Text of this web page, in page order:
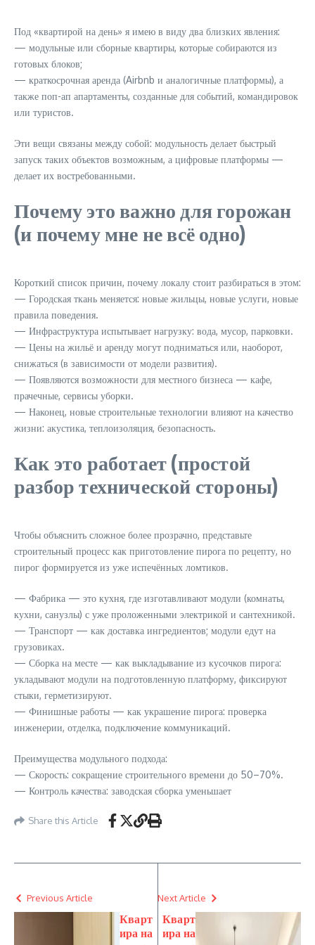
Под «квартирой на день» я имею в виду два близких явления:
— модульные или сборные квартиры, которые собираются из
готовых блоков;
— краткосрочная аренда (Airbnb и аналогичные платформы), а
также поп-ап апартаменты, созданные для событий, командировок
или туристов.
Эти вещи связаны между собой: модульность делает быстрый
запуск таких объектов возможным, а цифровые платформы —
делает их востребованными.
Почему это важно для горожан
(и почему мне не всё одно)
Короткий список причин, почему локалу стоит разбираться в этом:
— Городская ткань меняется: новые жильцы, новые услуги, новые
правила поведения.
— Инфраструктура испытывает нагрузку: вода, мусор, парковки.
— Цены на жильё и аренду могут подниматься или, наоборот,
снижаться (в зависимости от модели развития).
— Появляются возможности для местного бизнеса — кафе,
прачечные, сервисы уборки.
— Наконец, новые строительные технологии влияют на качество
жизни: акустика, теплоизоляция, безопасность.
Как это работает (простой
разбор технической стороны)
Чтобы объяснить сложное более прозрачно, представьте
строительный процесс как приготовление пирога по рецепту, но
пирог формируется из уже испечённых ломтиков.
— Фабрика — это кухня, где изготавливают модули (комнаты,
кухни, санузлы) с уже проложенными электрикой и сантехникой.
— Транспорт — как доставка ингредиентов; модули едут на
грузовиках.
— Сборка на месте — как выкладывание из кусочков пирога:
укладывают модули на подготовленную платформу, фиксируют
стыки, герметизируют.
— Финишные работы — как украшение пирога: проверка
инженерии, отделка, подключение коммуникаций.
Преимущества модульного подхода:
— Скорость: сокращение строительного времени до 50–70%.
— Контроль качества: заводская сборка уменьшает
Share this Article
Previous Article
Кварт
ира на
Next Article
Кварт
ира на